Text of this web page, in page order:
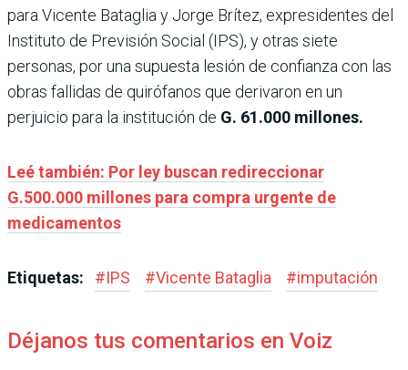
para Vicente Bataglia y Jorge Brítez, expresidentes del
Instituto de Previsión Social (IPS), y otras siete
personas, por una supuesta lesión de confianza con las
obras fallidas de quirófanos que derivaron en un
perjuicio para la institución de G. 61.000 millones.
Leé también: Por ley buscan redireccionar
G.500.000 millones para compra urgente de
medicamentos
Etiquetas: #IPS #Vicente Bataglia #imputación
Déjanos tus comentarios en Voiz